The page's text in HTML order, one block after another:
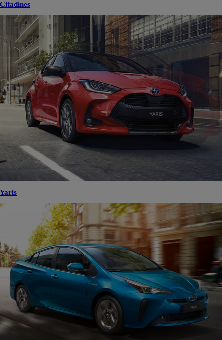
Citadines
Yaris